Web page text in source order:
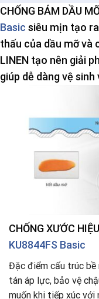
CHỐNG BÁM DẦU
Basic siêu mịn tạo
thấu của dầu mỡ và
LINEN tạo nên giải
giúp dễ dàng vệ
CHỐNG XƯỚC
KU8844FS Basic
Đặc điểm cấu trúc bề
tán áp lực, bảo vệ
muốn khi tiếp xúc với